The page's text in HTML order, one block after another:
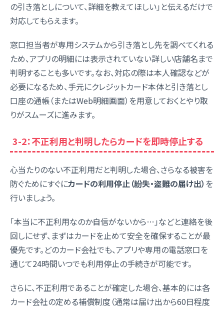
の引き落としについて、詳細を教えてほしい」と伝えるだけで
対応してもらえます。
窓口担当者が専用システムから引き落とし先を調べてくれる
ため、アプリの明細には表示されていない詳しい店舗名まで
判明することも多いです。なお、対応の際は本人確認などが
必要になるため、手元にクレジットカード本体と引き落とし
口座の通帳（またはWeb明細画面）を用意しておくとやり取
りがスムーズに進みます。
3-2：不正利用と判明したらカードを即時停止する
心当たりのない不正利用だと判明した場合、さらなる被害を
防ぐためにすぐにカードの利用停止（紛失・盗難の届け出） を
行いましょう。
「本当に不正利用なのか自信がないから…」などと連絡を後
回しにせず、まずはカードを止めて安全を確保することが最
優先です。どのカード会社でも、アプリや専用の電話窓口を
通じて24時間いつでも利用停止の手続きが可能です。
さらに、不正利用であることが確定した場合、基本的には各
カード会社の定める補償制度（通常は届け出から60日程度